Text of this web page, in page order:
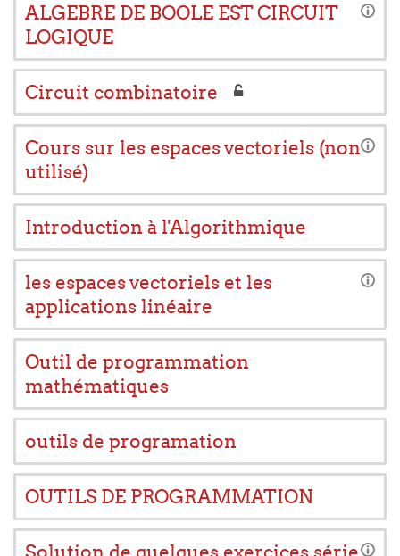
ALGEBRE DE BOOLE EST CIRCUIT
LOGIQUE
Circuit combinatoire
Cours sur les espaces vectoriels (non
utilisé)
Introduction à l'Algorithmique
les espaces vectoriels et les
applications linéaire
Outil de programmation
mathématiques
outils de programation
OUTILS DE PROGRAMMATION